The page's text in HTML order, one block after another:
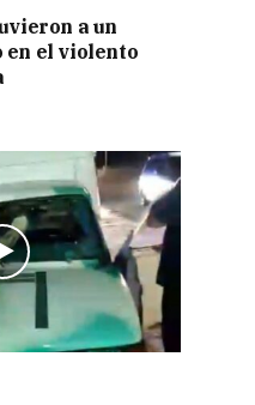
a un
en el violento